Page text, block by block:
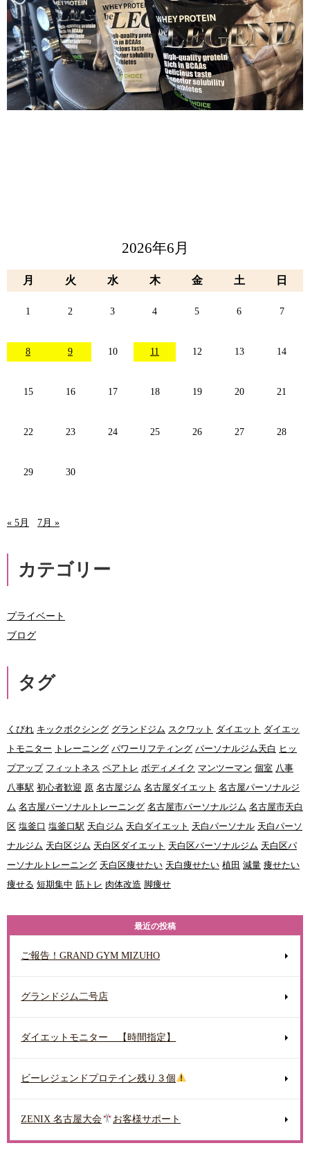
2026年6月
月 火 水 木 金 土 日
1 2 3 4 5 6 7
8 9 10 11 12 13 14
15 16 17 18 19 20 21
22 23 24 25 26 27 28
29 30
« 5月 7月 »
カテゴリー
プライベート
ブログ
タグ
くびれ キックボクシング グランドジム スクワット ダイエット ダイエッ
トモニター トレーニング パワーリフティング パーソナルジム天白 ヒッ
プアップ フィットネス ペアトレ ボディメイク マンツーマン 個室 八事
八事駅 初心者歓迎 原 名古屋ジム 名古屋ダイエット 名古屋パーソナルジ
ム 名古屋パーソナルトレーニング 名古屋市パーソナルジム 名古屋市天白
区 塩釜口 塩釜口駅 天白ジム 天白ダイエット 天白パーソナル 天白パーソ
ナルジム 天白区ジム 天白区ダイエット 天白区パーソナルジム 天白区パ
ーソナルトレーニング 天白区痩せたい 天白痩せたい 植田 減量 痩せたい
痩せる 短期集中 筋トレ 肉体改造 脚痩せ
最近の投稿
ご報告！GRAND GYM MIZUHO
グランドジム二号店
ダイエットモニター 【時間指定】
ビーレジェンドプロテイン残り３個
ZENIX 名古屋大会 お客様サポート